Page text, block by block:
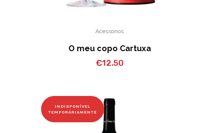
Acessórios
O meu copo Cartuxa
€12.50
INDISPONÍVEL
TEMPORÁRIAMENTE